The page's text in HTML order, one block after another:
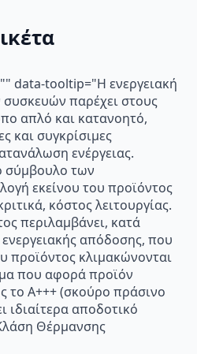
data-tooltip="Η ενεργειακή
παρέχει στους
απλό και κατανοητό,
και συγκρίσιμες
ενέργειας.
σύμβουλο των
εκείνου του προϊόντος
κόστος λειτουργίας.
περιλαμβάνει, κατά
απόδοσης, που
προϊόντος κλιμακώνονται
που αφορά προϊόν
το Α+++ (σκούρο πράσινο
αποδοτικό
Θέρμανσης